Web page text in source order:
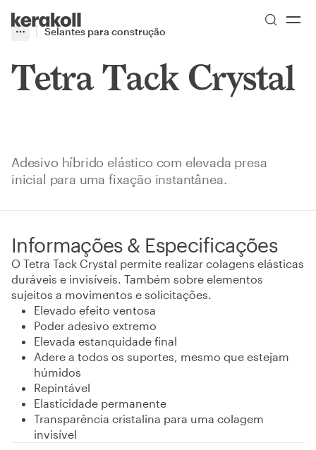
Go to Homepage
More
Toggle menu
Selantes para construção
Tetra Tack Crystal
Adesivo híbrido elástico com elevada presa
inicial para uma fixação instantânea.
Informações & Especificações
O Tetra Tack Crystal permite realizar colagens elásticas
duráveis e invisíveis. Também sobre elementos
sujeitos a movimentos e solicitações.
Elevado efeito ventosa
Poder adesivo extremo
Elevada estanquidade final
Adere a todos os suportes, mesmo que estejam
húmidos
Repintável
Elasticidade permanente
Transparência cristalina para uma colagem
invisível